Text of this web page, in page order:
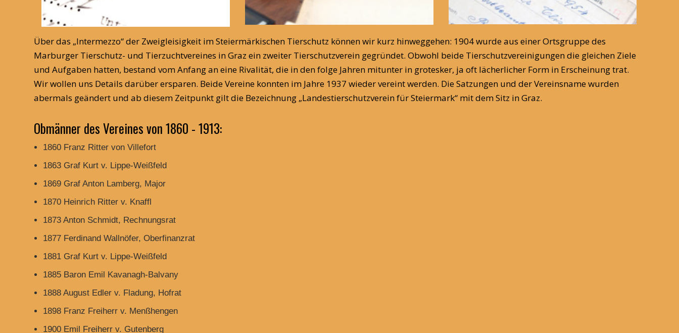
Über das „Intermezzo“ der Zweigleisigkeit im Steiermärkischen Tierschutz können wir kurz hinweggehen: 1904 wurde aus einer Ortsgruppe des
Marburger Tierschutz- und Tierzuchtvereines in Graz ein zweiter Tierschutzverein gegründet. Obwohl beide Tierschutzvereinigungen die gleichen Ziele
und Aufgaben hatten, bestand vom Anfang an eine Rivalität, die in den folge Jahren mitunter in grotesker, ja oft lächerlicher Form in Erscheinung trat.
Wir wollen uns Details darüber ersparen. Beide Vereine konnten im Jahre 1937 wieder vereint werden. Die Satzungen und der Vereinsname wurden
abermals geändert und ab diesem Zeitpunkt gilt die Bezeichnung „Landestierschutzverein für Steiermark“ mit dem Sitz in Graz.
Obmänner des Vereines von 1860 - 1913:
1860 Franz Ritter von Villefort
1863 Graf Kurt v. Lippe-Weißfeld
1869 Graf Anton Lamberg, Major
1870 Heinrich Ritter v. Knaffl
1873 Anton Schmidt, Rechnungsrat
1877 Ferdinand Wallnöfer, Oberfinanzrat
1881 Graf Kurt v. Lippe-Weißfeld
1885 Baron Emil Kavanagh-Balvany
1888 August Edler v. Fladung, Hofrat
1898 Franz Freiherr v. Menßhengen
1900 Emil Freiherr v. Gutenberg